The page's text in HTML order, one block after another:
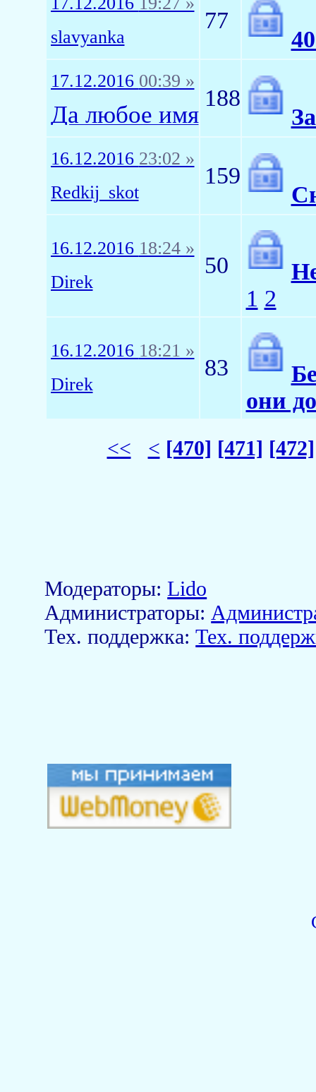
slavyanka
77
17.12.2016 00:39 »
Да любое имя
188
16.12.2016 23:02 »
Redkij_skot
159
16.12.2016 18:24 »
Direk
50
1 2
16.12.2016 18:21 »
Direk
83
они
<< < [470] [471] [472]
Модераторы:Lido
Aдминистраторы:
Тех. поддержка:Тех.